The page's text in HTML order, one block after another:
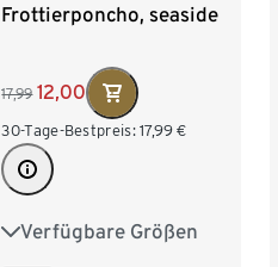
Frottierponcho, seaside
17,99 12,00
30-Tage-Bestpreis: 17,99 €
Verfügbare Größen
74/80 86/92